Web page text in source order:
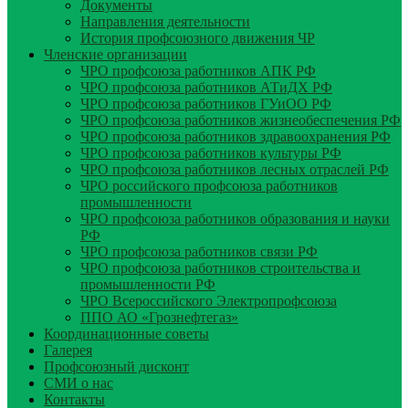
Документы
Направления деятельности
История профсоюзного движения ЧР
Членские организации
ЧРО профсоюза работников АПК РФ
ЧРО профсоюза работников АТиДХ РФ
ЧРО профсоюза работников ГУиОО РФ
ЧРО профсоюза работников жизнеобеспечения РФ
ЧРО профсоюза работников здравоохранения РФ
ЧРО профсоюза работников культуры РФ
ЧРО профсоюза работников лесных отраслей РФ
ЧРО российского профсоюза работников
промышленности
ЧРО профсоюза работников образования и науки
РФ
ЧРО профсоюза работников связи РФ
ЧРО профсоюза работников строительства и
промышленности РФ
ЧРО Всероссийского Электропрофсоюза
ППО АО «Грознефтегаз»
Координационные советы
Галерея
Профсоюзный дисконт
СМИ о нас
Контакты